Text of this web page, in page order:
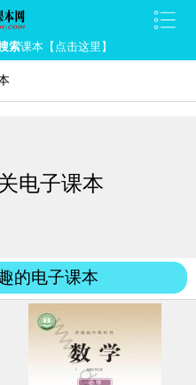
索课本【点击这里】
电子课本
的电子课本